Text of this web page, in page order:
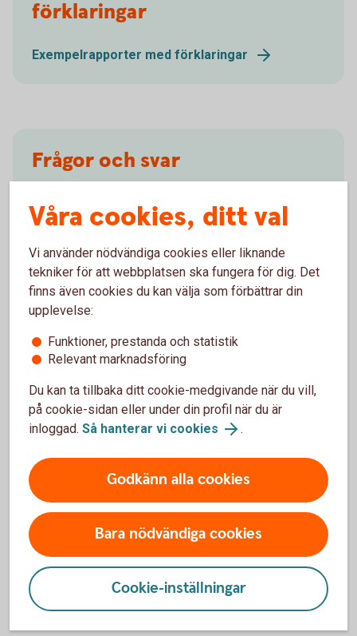
förklaringar
Exempelrapporter med förklaringar
Frågor och svar
Frågor och svar kostnadsrapport
Prislistor
Spar- och placeringstjänster
Pensions- och försäkringstjänster
Kontakta oss
Kundservice för privatpersoner
Våra cookies, ditt val
Vi använder nödvändiga cookies eller liknande
tekniker för att webbplatsen ska fungera för dig. Det
finns även cookies du kan välja som förbättrar din
upplevelse:
Funktioner, prestanda och statistik
Relevant marknadsföring
Du kan ta tillbaka ditt cookie-medgivande när du vill,
på cookie-sidan eller under din profil när du är
inloggad. Så hanterar vi cookies .
Godkänn alla cookies
Bara nödvändiga cookies
Cookie-inställningar